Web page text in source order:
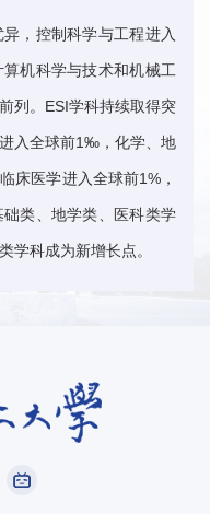
，控制科学与工程进入
机科学与技术和机械工
列。ESI学科持续取得突
入全球前1‰，化学、地
床医学进入全球前1%，
类、地学类、医科类学
学科成为新增长点。